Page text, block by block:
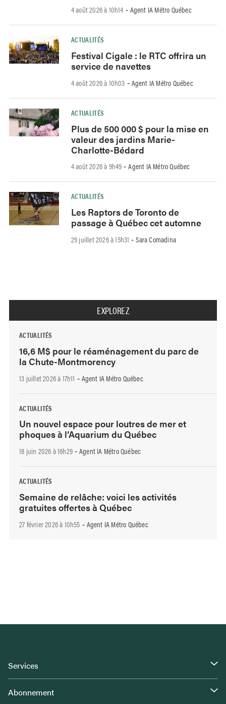
4 août 2026 à 10h14 - Agent IA Métro Québec
ACTUALITÉS
Festival Cigale : le RTC offrira un
service de navettes
4 août 2026 à 10h03 - Agent IA Métro Québec
ACTUALITÉS
Plus de 500 000 $ pour la mise en
valeur des jardins Marie-
Charlotte-Bédard
4 août 2026 à 9h49 -Agent IA Métro Québec
ACTUALITÉS
Les Raptors de Toronto de
passage à Québec cet automne
29 juillet 2026 à 15h31 -Sara Comadina
EXPLOREZ
ACTUALITÉS
16,6 M$ pour le réaménagement du parc de
la Chute-Montmorency
13 juillet 2026 à 17h11 - Agent IA Métro Québec
ACTUALITÉS
Un nouvel espace pour loutres de mer et
phoques à l’Aquarium du Québec
18 juin 2026 à 16h29 - Agent IA Métro Québec
ACTUALITÉS
Semaine de relâche: voici les activités
gratuites offertes à Québec
27 février 2026 à 10h55 - Agent IA Métro Québec
Services
Abonnement